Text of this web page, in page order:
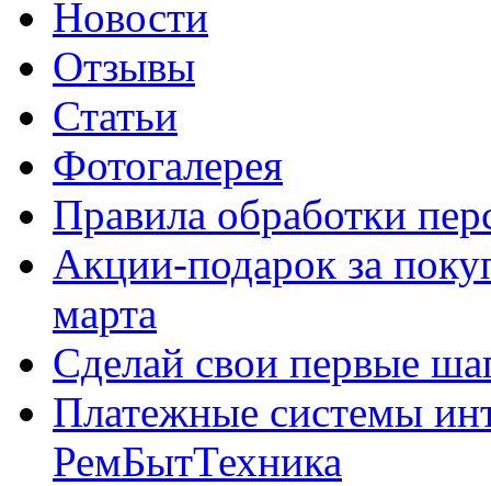
Новости
Отзывы
Статьи
Фотогалерея
Правила обработки
Акции-подарок за
марта
Сделай свои первые
Платежные системы
РемБытТехника